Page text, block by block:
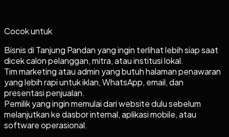
Cocok untuk
Bisnis di Tanjung Pandan yang ingin terlihat lebih siap saat
dicek calon pelanggan, mitra, atau institusi lokal.
Tim marketing atau admin yang butuh halaman penawaran
yang lebih rapi untuk iklan, WhatsApp, email, dan
presentasi penjualan.
Pemilik yang ingin memulai dari website dulu sebelum
melanjutkan ke dasbor internal, aplikasi mobile, atau
software operasional.